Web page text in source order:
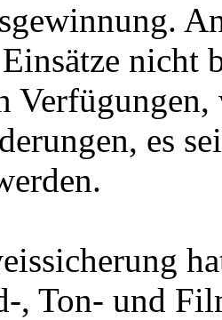
nicht
Verfügungen,
es
, Ton- und